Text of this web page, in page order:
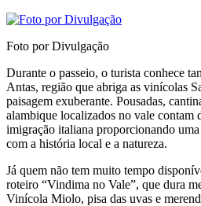
Foto por Divulgação
Durante o passeio, o turista conhece
Antas, região que abriga as vinícolas
paisagem exuberante. Pousadas,
alambique localizados no vale contam
imigração italiana proporcionando
com a história local e a natureza.
Já quem não tem muito tempo
roteiro “Vindima no Vale”, que dura
Vinícola Miolo, pisa das uvas e